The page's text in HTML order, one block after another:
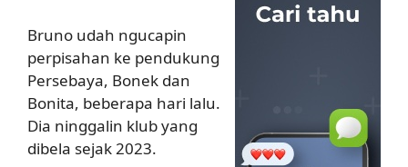
Bruno udah ngucapin
perpisahan ke pendukung
Persebaya, Bonek dan
Bonita, beberapa hari lalu.
Dia ninggalin klub yang
dibela sejak 2023.